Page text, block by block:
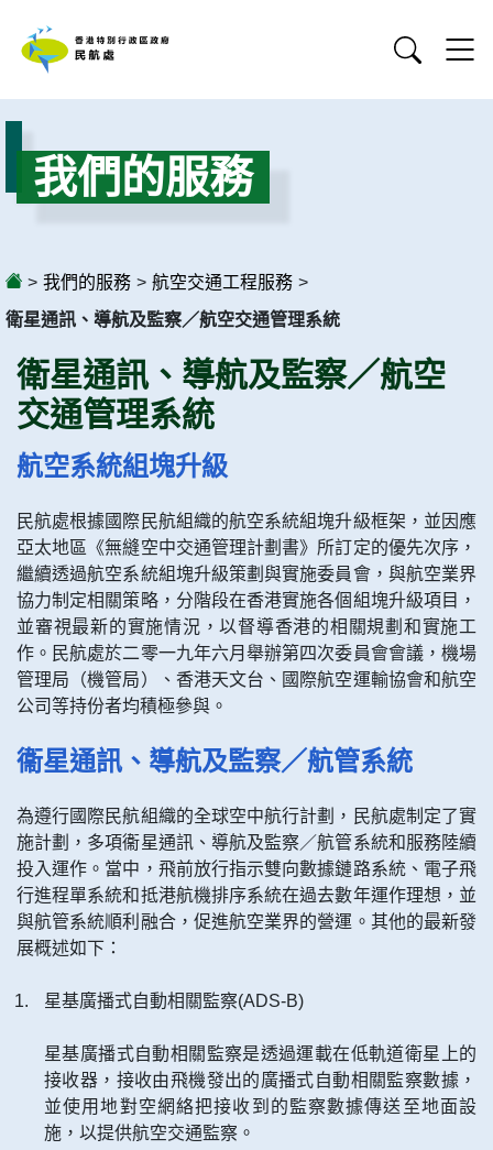
我們的服務
> 我們的服務 > 航空交通工程服務 >
衛星通訊、導航及監察／航空交通管理系統
衛星通訊、導航及監察／航空
交通管理系統
航空系統組塊升級
民航處根據國際民航組織的航空系統組塊升級框架，並因應
亞太地區《無縫空中交通管理計劃書》所訂定的優先次序，
繼續透過航空系統組塊升級策劃與實施委員會，與航空業界
協力制定相關策略，分階段在香港實施各個組塊升級項目，
並審視最新的實施情況，以督導香港的相關規劃和實施工
作。民航處於二零一九年六月舉辦第四次委員會會議，機場
管理局（機管局）、香港天文台、國際航空運輸協會和航空
公司等持份者均積極參與。
衞星通訊、導航及監察／航管系統
為遵行國際民航組織的全球空中航行計劃，民航處制定了實
施計劃，多項衞星通訊、導航及監察／航管系統和服務陸續
投入運作。當中，飛前放行指示雙向數據鏈路系統、電子飛
行進程單系統和抵港航機排序系統在過去數年運作理想，並
與航管系統順利融合，促進航空業界的營運。其他的最新發
展概述如下：
星基廣播式自動相關監察(ADS-B)
星基廣播式自動相關監察是透過運載在低軌道衛星上的
接收器，接收由飛機發出的廣播式自動相關監察數據，
並使用地對空網絡把接收到的監察數據傳送至地面設
施，以提供航空交通監察。